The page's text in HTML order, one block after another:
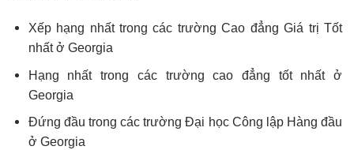
Xếp hạng nhất trong các trường Cao đẳng Giá trị Tốt
nhất ở Georgia
Hạng nhất trong các trường cao đẳng tốt nhất ở
Georgia
Đứng đầu trong các trường Đại học Công lập Hàng đầu
ở Georgia